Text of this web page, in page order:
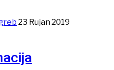
23 Rujan 2019